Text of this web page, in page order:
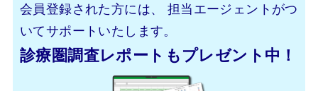
会員登録された方には、
担当エージェントがつ
いてサポートいたします。
診療圏調査レポートもプレゼント中！